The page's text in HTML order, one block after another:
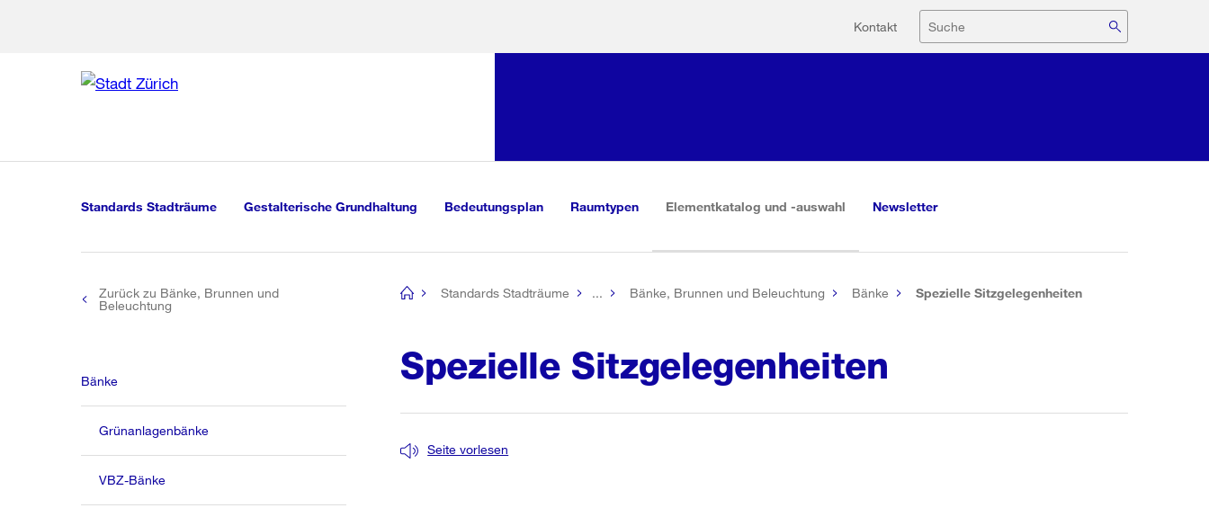
Hilfsnavigation
Kontakt Suche
Navigation
Standards Stadträume Gestalterische Grundhaltung Bedeutungsplan Raumtypen Elementkatalog und -auswahl (aktiv)Newsletter
[no
Standards Stadträume ... Bänke, Brunnen und Beleuchtung Bänke Spezielle Sitzgelegenheiten
Spezielle Sitzgelegenheiten
Seite vorlesen
Zurück zu Bänke, Brunnen und
Beleuchtung
Bänke
Grünanlagenbänke
VBZ-Bänke